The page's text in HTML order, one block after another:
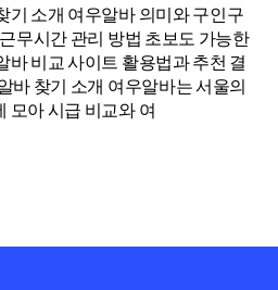
기 소개 여우알바 의미와 구인구
무시간 관리 방법 초보도 가능한
바 비교 사이트 활용법과 추천 결
바 찾기 소개 여우알바는 서울의
모아 시급 비교와 여